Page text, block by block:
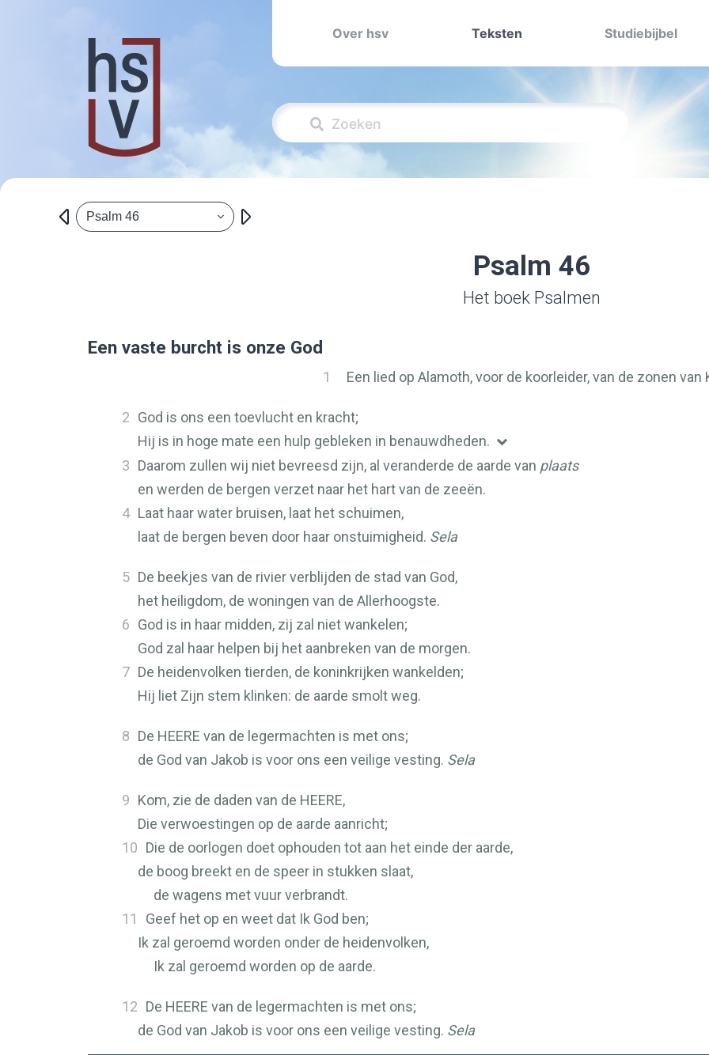
Over hsv Teksten Studiebijbel
Psalm 46
Psalm 46
Het boek Psalmen
Een vaste burcht is onze God
1 Een lied op Alamoth, voor de koorleider, van de zonen van
2 God is ons een toevlucht en kracht;
Hij is in hoge mate een hulp gebleken in benauwdheden.
3 Daarom zullen wij niet bevreesd zijn, al veranderde de aarde van plaats
en werden de bergen verzet naar het hart van de zeeën.
4 Laat haar water bruisen, laat het schuimen,
laat de bergen beven door haar onstuimigheid. Sela
5 De beekjes van de rivier verblijden de stad van God,
het heiligdom, de woningen van de Allerhoogste.
6 God is in haar midden, zij zal niet wankelen;
God zal haar helpen bij het aanbreken van de morgen.
7 De heidenvolken tierden, de koninkrijken wankelden;
Hij liet Zijn stem klinken: de aarde smolt weg.
8 De HEERE van de legermachten is met ons;
de God van Jakob is voor ons een veilige vesting. Sela
9 Kom, zie de daden van de HEERE,
Die verwoestingen op de aarde aanricht;
10 Die de oorlogen doet ophouden tot aan het einde der aarde,
de boog breekt en de speer in stukken slaat,
de wagens met vuur verbrandt.
11
Geef het op en weet dat Ik God ben;
Ik zal geroemd worden onder de heidenvolken,
Ik zal geroemd worden op de aarde.
12 De HEERE van de legermachten is met ons;
de God van Jakob is voor ons een veilige vesting. Sela